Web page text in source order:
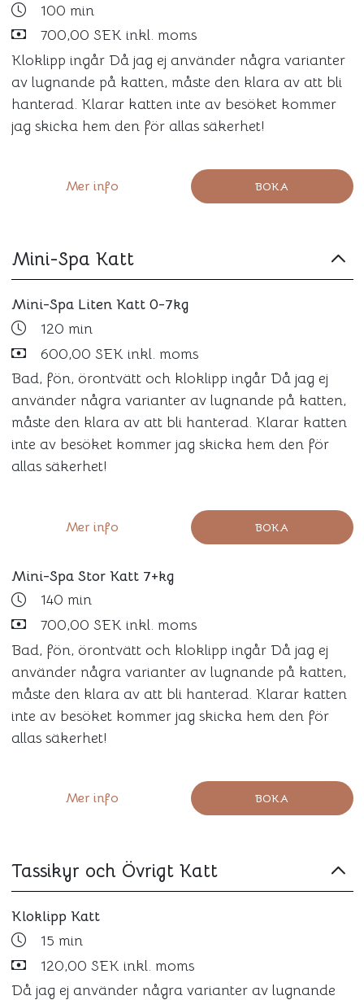
100 min
700,00 SEK inkl. moms
Kloklipp ingår Då jag ej använder några varianter
av lugnande på katten, måste den klara av att bli
hanterad. Klarar katten inte av besöket kommer
jag skicka hem den för allas säkerhet!
BOKA
Mer info
Mini-Spa Katt
Mini-Spa Liten Katt 0-7kg
120 min
600,00 SEK inkl. moms
Bad, fön, örontvätt och kloklipp ingår Då jag ej
använder några varianter av lugnande på katten,
måste den klara av att bli hanterad. Klarar katten
inte av besöket kommer jag skicka hem den för
allas säkerhet!
BOKA
Mer info
Mini-Spa Stor Katt 7+kg
140 min
700,00 SEK inkl. moms
Bad, fön, örontvätt och kloklipp ingår Då jag ej
använder några varianter av lugnande på katten,
måste den klara av att bli hanterad. Klarar katten
inte av besöket kommer jag skicka hem den för
allas säkerhet!
BOKA
Mer info
Tassikyr och Övrigt Katt
Kloklipp Katt
15 min
120,00 SEK inkl. moms
Då jag ej använder några varianter av lugnande